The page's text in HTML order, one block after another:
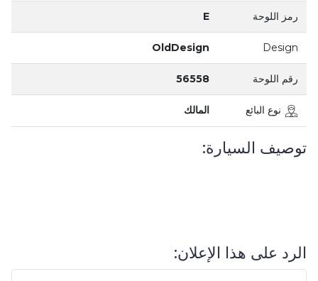
رمز اللوحة E
Design
OldDesign
رقم اللوحة 56558
نوع البائع المالك
توصيف السيارة:
الرد على هذا الإعلان: